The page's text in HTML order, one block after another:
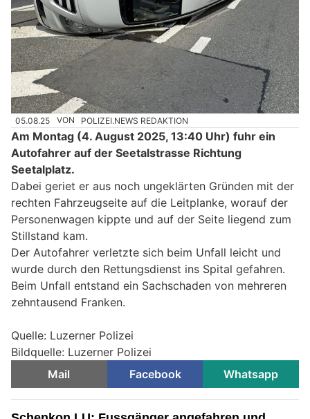
05.08.25 VON POLIZEI.NEWS REDAKTION
Am Montag (4. August 2025, 13:40 Uhr) fuhr ein
Autofahrer auf der Seetalstrasse Richtung
Seetalplatz.
Dabei geriet er aus noch ungeklärten Gründen mit der
rechten Fahrzeugseite auf die Leitplanke, worauf der
Personenwagen kippte und auf der Seite liegend zum
Stillstand kam.
Der Autofahrer verletzte sich beim Unfall leicht und
wurde durch den Rettungsdienst ins Spital gefahren.
Beim Unfall entstand ein Sachschaden von mehreren
zehntausend Franken.
Quelle: Luzerner Polizei
Bildquelle: Luzerner Polizei
Mail
Facebook Whatsapp